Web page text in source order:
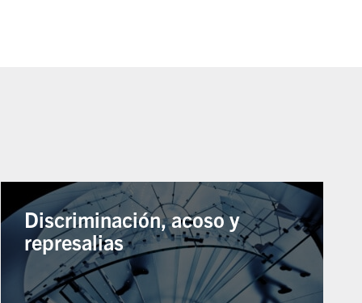
Discriminación, acoso y
represalias